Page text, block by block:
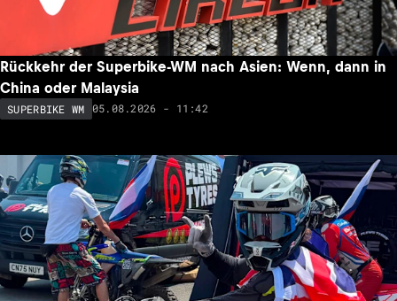
Rückkehr der Superbike-WM nach Asien: Wenn, dann in
China oder Malaysia
SUPERBIKE WM 05.08.2026 - 11:42